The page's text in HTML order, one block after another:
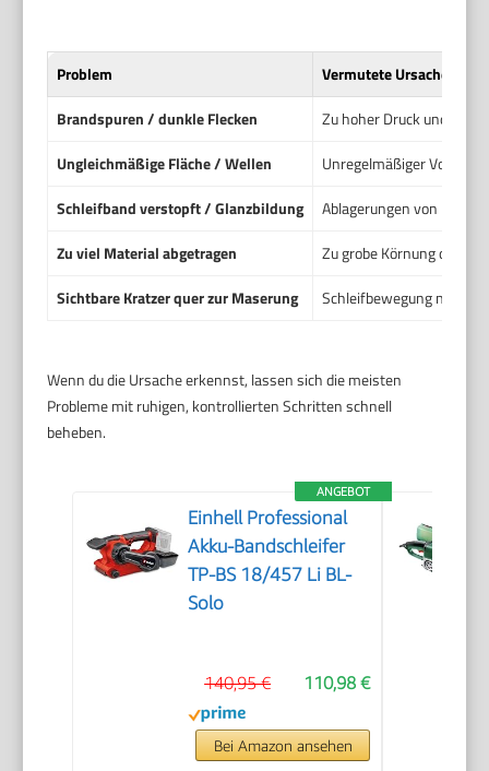
Problem
Vermutete Ursache
Brandspuren / dunkle Flecken
Zu hoher Druck und zu
Ungleichmäßige Fläche / Wellen
Unregelmäßiger
Schleifband verstopft / Glanzbildung
Ablagerungen von Harz
Zu viel Material abgetragen
Zu grobe Körnung oder
Sichtbare Kratzer quer zur Maserung
Schleifbewegung nicht
Wenn du die Ursache erkennst, lassen sich die meisten
Probleme mit ruhigen, kontrollierten Schritten schnell
beheben.
ANGEBOT
Einhell Professional
Akku-Bandschleifer
TP-BS 18/457 Li BL-
Solo
110,98 €
140,95 €
Bei Amazon ansehen